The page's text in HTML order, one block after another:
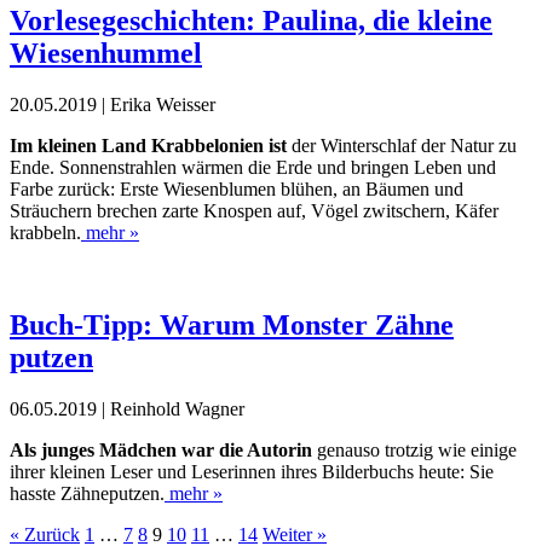
Vorlesegeschichten: Paulina, die kleine
Wiesenhummel
20.05.2019 | Erika Weisser
Im kleinen Land Krabbelonien ist der Winterschlaf der Natur zu
Ende. Sonnenstrahlen wärmen die Erde und bringen Leben und
Farbe zurück: Erste Wiesenblumen blühen, an Bäumen und
Sträuchern brechen zarte Knospen auf, Vögel zwitschern, Käfer
krabbeln. mehr »
Buch-Tipp: Warum Monster Zähne
putzen
06.05.2019 | Reinhold Wagner
Als junges Mädchen war die Autorin genauso trotzig wie einige
ihrer kleinen Leser und Leserinnen ihres Bilderbuchs heute: Sie
hasste Zähneputzen. mehr »
« Zurück 1 … 7 8 9 10 11 … 14 Weiter »